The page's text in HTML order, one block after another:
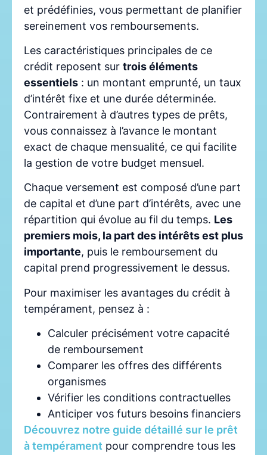
et prédéfinies, vous permettant de planifier
sereinement vos remboursements.
Les caractéristiques principales de ce
crédit reposent sur trois éléments
essentiels : un montant emprunté, un taux
d’intérêt fixe et une durée déterminée.
Contrairement à d’autres types de prêts,
vous connaissez à l’avance le montant
exact de chaque mensualité, ce qui facilite
la gestion de votre budget mensuel.
Chaque versement est composé d’une part
de capital et d’une part d’intérêts, avec une
répartition qui évolue au fil du temps. Les
premiers mois, la part des intérêts est plus
importante, puis le remboursement du
capital prend progressivement le dessus.
Pour maximiser les avantages du crédit à
tempérament, pensez à :
Calculer précisément votre capacité
de remboursement
Comparer les offres des différents
organismes
Vérifier les conditions contractuelles
Anticiper vos futurs besoins financiers
Découvrez notre guide détaillé sur le prêt
à tempérament pour comprendre tous les